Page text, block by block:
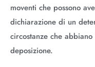
moventi che possono
dichiarazione di un
circostanze che
deposizione.